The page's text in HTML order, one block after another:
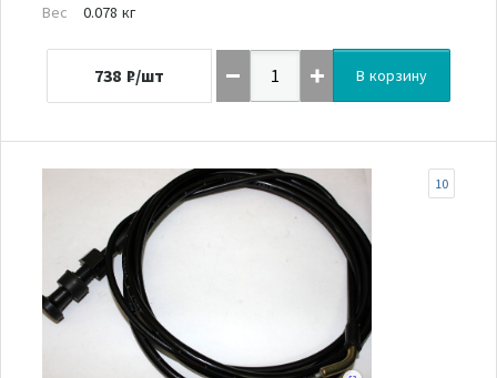
Вес
0.078 кг
738 ₽/шт В корзину
10